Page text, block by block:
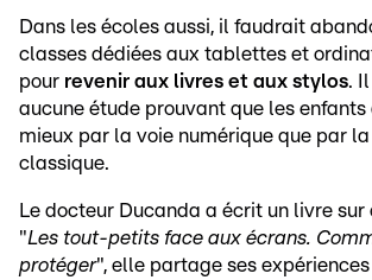
Dans les écoles aussi, il faudrait
classes dédiées aux tablettes et
pour revenir aux livres et aux stylos.
aucune étude prouvant que les
mieux par la voie numérique que par
classique.
Le docteur Ducanda a écrit un livre sur
"Les tout-petits face aux écrans.
protéger", elle partage ses